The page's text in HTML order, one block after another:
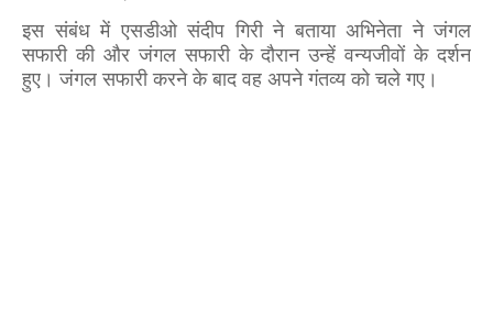
इस संबंध में एसडीओ संदीप गिरी ने बताया अभिनेता ने जंगल
सफारी की और जंगल सफारी के दौरान उन्हें वन्यजीवों के दर्शन
हुए। जंगल सफारी करने के बाद वह अपने गंतव्य को चले गए।